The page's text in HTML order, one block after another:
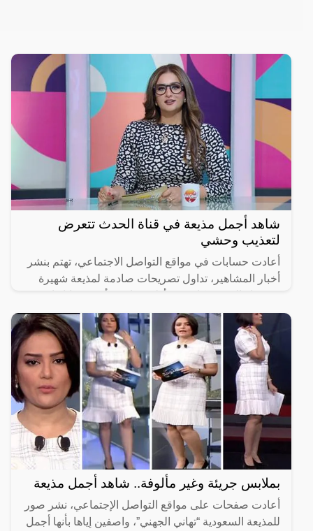
شاهد أجمل مذيعة في قناة الحدث تتعرض
لتعذيب وحشي
أعادت حسابات في مواقع التواصل الاجتماعي، تهتم بنشر
أخبار المشاهير، تداول تصريحات صادمة لمذيعة شهيرة
بالسوشيال
بملابس جريئة وغير مألوفة.. شاهد أجمل مذيعة
أعادت صفحات على مواقع التواصل الإجتماعي، نشر صور
للمذيعة السعودية “تهاني الجهني”، واصفين إياها بأنها أجمل